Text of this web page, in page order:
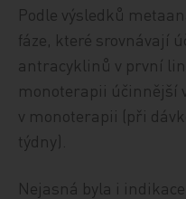
Podle výsledků
fáze, které srovnávají
antracyklinů v první
monoterapii účinnější
v monoterapii (při
týdny).
Nejasná byla i